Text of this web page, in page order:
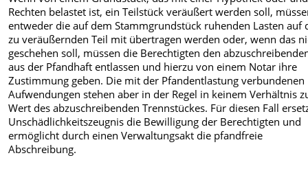
Rechten belastet ist, ein Teilstück veräußert werden soll,
entweder die auf dem Stammgrundstück ruhenden Lasten auf
zu veräußernden Teil mit übertragen werden oder, wenn das
geschehen soll, müssen die Berechtigten den
aus der Pfandhaft entlassen und hierzu von einem Notar ihre
Zustimmung geben. Die mit der Pfandentlastung verbundenen
Aufwendungen stehen aber in der Regel in keinem Verhältnis
Wert des abzuschreibenden Trennstückes. Für diesen Fall
Unschädlichkeitszeugnis die Bewilligung der Berechtigten und
ermöglicht durch einen Verwaltungsakt die pfandfreie
Abschreibung.